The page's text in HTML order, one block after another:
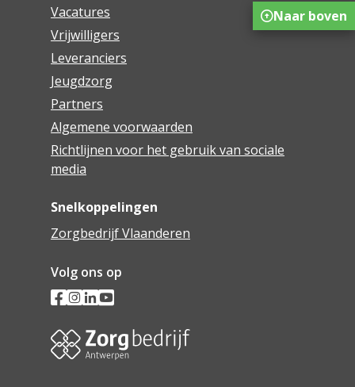
Vacatures
Vrijwilligers
Leveranciers
Jeugdzorg
Partners
Algemene voorwaarden
Richtlijnen voor het gebruik van sociale
media
Snelkoppelingen
Zorgbedrijf Vlaanderen
Volg ons op
Naar boven